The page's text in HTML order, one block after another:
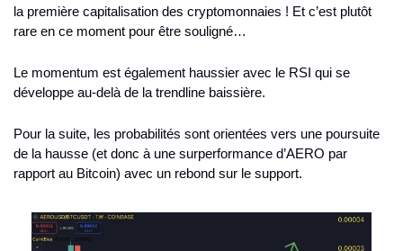
la première capitalisation des cryptomonnaies ! Et c’est plutôt
rare en ce moment pour être souligné…
Le momentum est également haussier avec le RSI qui se
développe au-delà de la trendline baissière.
Pour la suite, les probabilités sont orientées vers une poursuite
de la hausse (et donc à une surperformance d’AERO par
rapport au Bitcoin) avec un rebond sur le support.